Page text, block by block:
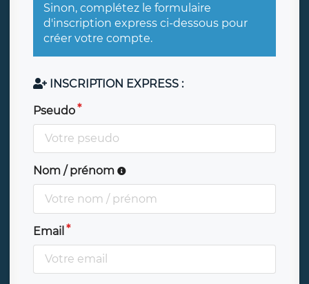
Sinon, complétez le formulaire
d'inscription express ci-dessous pour
créer votre compte.
INSCRIPTION EXPRESS :
Pseudo
Nom / prénom
Email